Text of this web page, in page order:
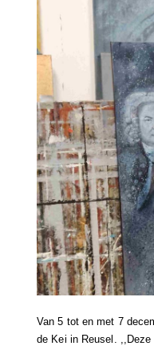
Van 5 tot en met 7
de Kei in Reusel.